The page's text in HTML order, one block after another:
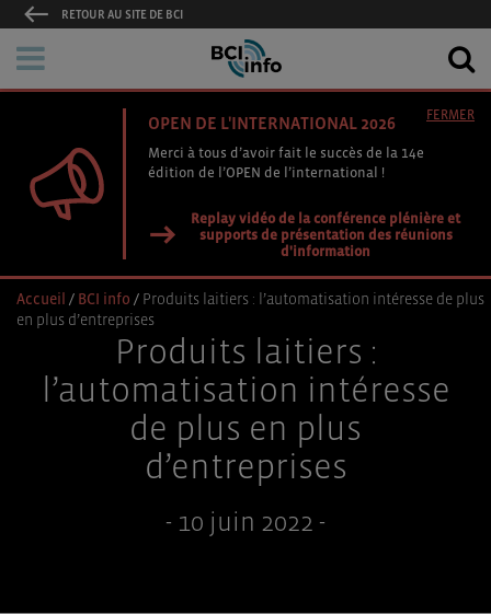
RETOUR AU SITE DE BCI
OPEN DE L'INTERNATIONAL 2026
Merci à tous d’avoir fait le succès de la 14e
édition de l’OPEN de l’international !
Replay vidéo de la conférence plénière et
supports de présentation des réunions
d'information
FERMER
Accueil / BCI info / Produits laitiers : l’automatisation intéresse de plus
en plus d’entreprises
Produits laitiers :
l’automatisation intéresse
de plus en plus
d’entreprises
- 10 juin 2022 -